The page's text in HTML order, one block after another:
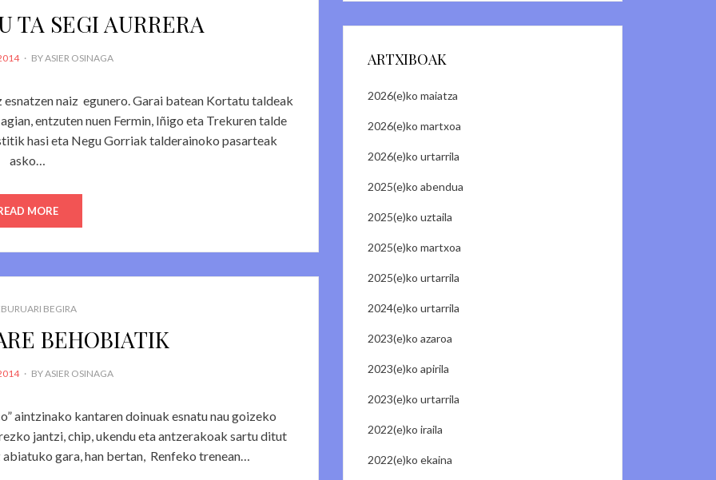
TA SEGI AURRERA
BYASIER OSINAGA
naiz egunero. Garai batean Kortatu taldeak
entzuten nuen Fermin, Iñigo eta Trekuren talde
hasi eta Negu Gorriak talderainoko pasarteak
asko…
MORE
BEGIRA
BEHOBIATIK
BYASIER OSINAGA
aintzinako kantaren doinuak esnatu nau goizeko
jantzi, chip, ukendu eta antzerakoak sartu ditut
gara, han bertan, Renfeko trenean…
ARTXIBOAK
2026(e)ko maiatza
2026(e)ko martxoa
2026(e)ko urtarrila
2025(e)ko abendua
2025(e)ko uztaila
2025(e)ko martxoa
2025(e)ko urtarrila
2024(e)ko urtarrila
2023(e)ko azaroa
2023(e)ko apirila
2023(e)ko urtarrila
2022(e)ko iraila
2022(e)ko ekaina